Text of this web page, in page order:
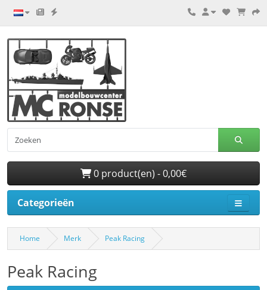
0 product(en) - 0,00€
Categorieën
Home Merk Peak Racing
Peak Racing